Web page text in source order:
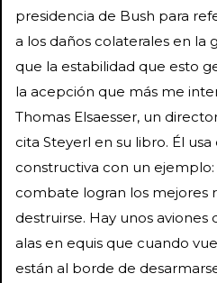
presidencia de Bush para
a los daños colaterales en la
que la estabilidad que esto
la acepción que más me
Thomas Elsaesser, un
cita Steyerl en su libro. Él
constructiva con un ejemplo:
combate logran los mejores
destruirse. Hay unos
alas en equis que cuando
están al borde de